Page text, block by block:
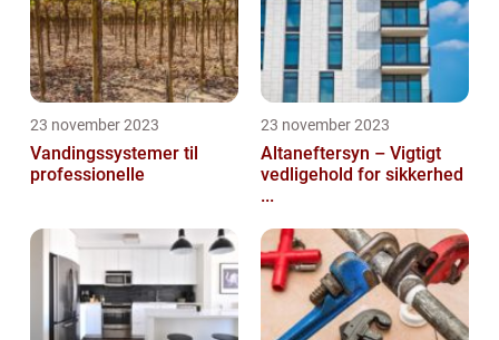
23 november 2023
Vandingssystemer til
professionelle
23 november 2023
Altaneftersyn – Vigtigt
vedligehold for sikkerhed
...